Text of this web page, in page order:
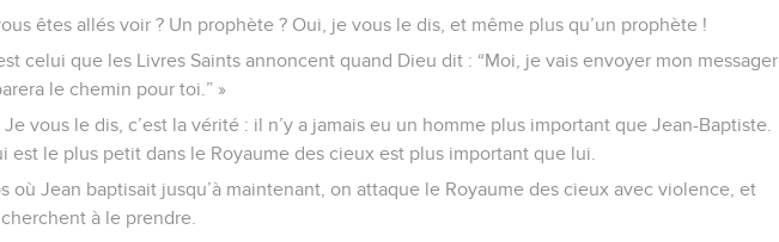
êtes allés voir ? Un prophète ? Oui, je vous le dis, et même plus qu’un prophète !
celui que les Livres Saints annoncent quand Dieu dit : “Moi, je vais envoyer mon messager
le chemin pour toi.” »
vous le dis, c’est la vérité : il n’y a jamais eu un homme plus important que Jean-Baptiste.
est le plus petit dans le Royaume des cieux est plus important que lui.
où Jean baptisait jusqu’à maintenant, on attaque le Royaume des cieux avec violence, et
à le prendre.